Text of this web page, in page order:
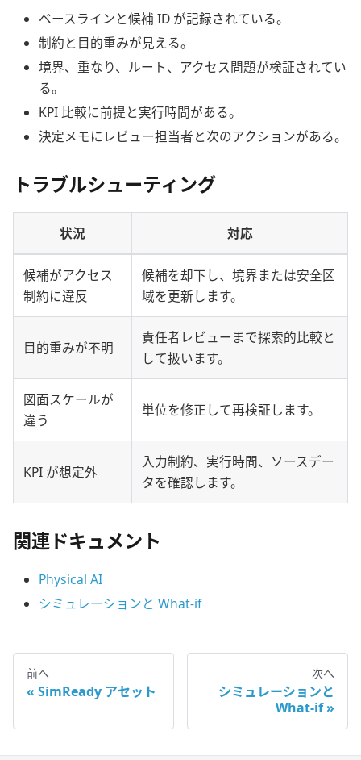
ベースラインと候補 ID が記録されている。
制約と目的重みが見える。
境界、重なり、ルート、アクセス問題が検証されてい
る。
KPI 比較に前提と実行時間がある。
決定メモにレビュー担当者と次のアクションがある。
トラブルシューティング
状況 対応
候補がアクセス
制約に違反
候補を却下し、境界または安全区
域を更新します。
目的重みが不明
責任者レビューまで探索的比較と
して扱います。
図面スケールが
違う
単位を修正して再検証します。
KPI が想定外
入力制約、実行時間、ソースデー
タを確認します。
関連ドキュメント
Physical AI
シミュレーションと What-if
前へ
SimReady アセット
次へ
シミュレーションと
What-if